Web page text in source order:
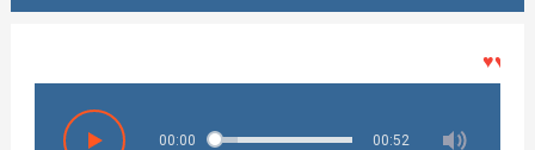
♥♥♥着メ
00:00 00:52